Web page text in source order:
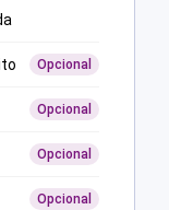
Opcional
Opcional
Opcional
Opcional